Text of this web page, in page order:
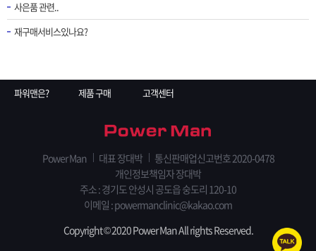
사은품 관련..
재구매서비스있나요?
파워맨은? 제품 구매 고객센터
Power Man 대표 장대박
통신판매업신고번호 2020-0478
개인정보책임자 장대박
주소 : 경기도 안성시 공도읍 숭도리 120-10
이메일 : powermanclinic@kakao.com
Copyright © 2020 Power Man All rights Reserved.